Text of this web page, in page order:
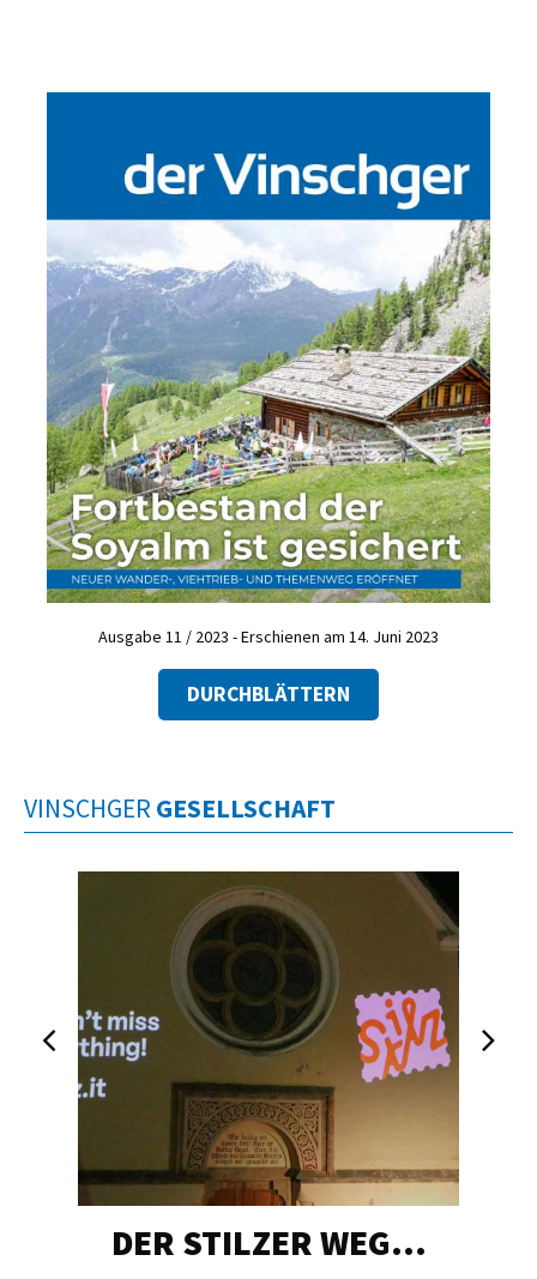
Ausgabe 11 / 2023 - Erschienen am 14. Juni 2023
DURCHBLÄTTERN
VINSCHGER GESELLSCHAFT
DER STILZER WEG…